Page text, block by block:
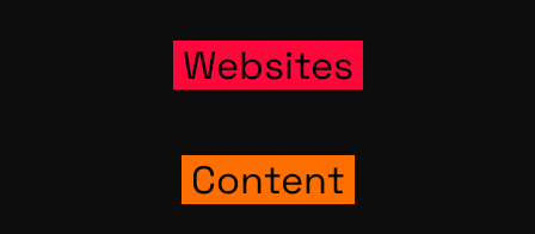
Web­sites
Con­tent